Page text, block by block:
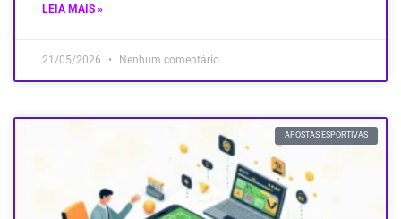
LEIA MAIS »
21/05/2026 Nenhum comentário
APOSTAS ESPORTIVAS